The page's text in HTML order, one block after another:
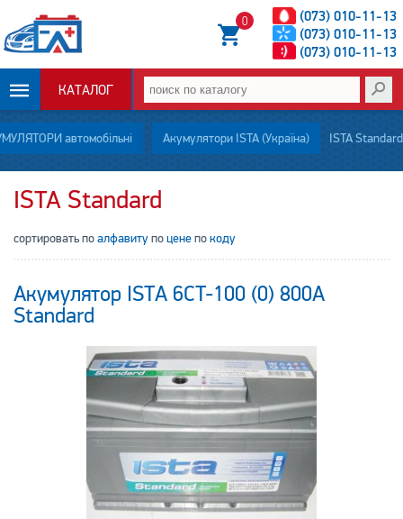
(073) 010-11-13
(073) 010-11-13
(073) 010-11-13
0
КАТАЛОГ
ОПЛАТА И
ДОСТАВКА
СТАТЬИ
О НАС
автомобільні Акумулятори ISTA (Україна) ISTA Standard
ISTA Standard
сортировать поалфавитупоценепокоду
Акумулятор ISTA 6CT-100 (0) 800А
Standard